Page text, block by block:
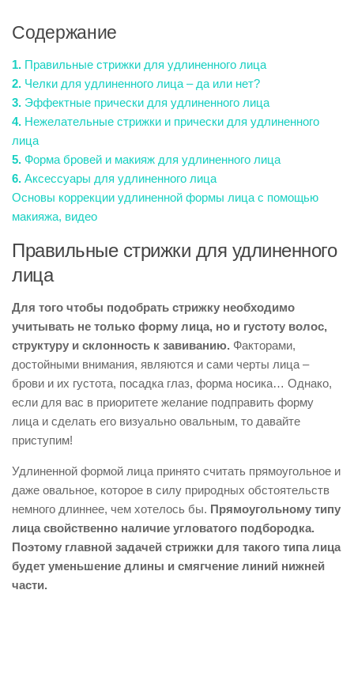
Содержание
1. Правильные стрижки для удлиненного лица
2. Челки для удлиненного лица – да или нет?
3. Эффектные прически для удлиненного лица
4. Нежелательные стрижки и прически для удлиненного
лица
5. Форма бровей и макияж для удлиненного лица
6. Аксессуары для удлиненного лица
Основы коррекции удлиненной формы лица с помощью
макияжа, видео
Правильные стрижки для удлиненного
лица
Для того чтобы подобрать стрижку необходимо
учитывать не только форму лица, но и густоту волос,
структуру и склонность к завиванию. Факторами,
достойными внимания, являются и сами черты лица –
брови и их густота, посадка глаз, форма носика… Однако,
если для вас в приоритете желание подправить форму
лица и сделать его визуально овальным, то давайте
приступим!
Удлиненной формой лица принято считать прямоугольное и
даже овальное, которое в силу природных обстоятельств
немного длиннее, чем хотелось бы. Прямоугольному типу
лица свойственно наличие угловатого подбородка.
Поэтому главной задачей стрижки для такого типа лица
будет уменьшение длины и смягчение линий нижней
части.